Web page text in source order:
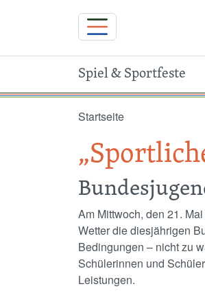
Spiel & Sportfeste
Startseite
Am Mittwoch, den 21.
Wetter die diesjährigen
Bedingungen – nicht zu
Schülerinnen und
Leistungen.